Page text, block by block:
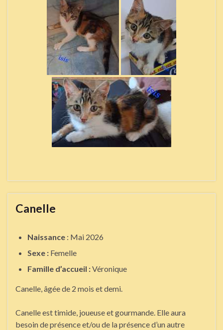
Canelle
Naissance : Mai 2026
Sexe : Femelle
Famille d’accueil :Véronique
Canelle, âgée de 2 mois et demi.
Canelle est timide, joueuse et gourmande. Elle aura
besoin de présence et/ou de la présence d’un autre